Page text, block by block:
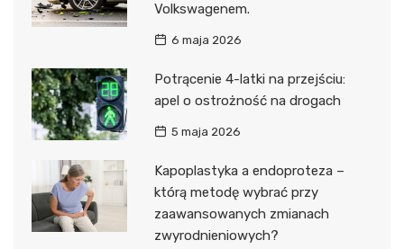
Volkswagenem.
6 maja 2026
Potrącenie 4-latki na przejściu:
apel o ostrożność na drogach
5 maja 2026
Kapoplastyka a endoproteza –
którą metodę wybrać przy
zaawansowanych zmianach
zwyrodnieniowych?